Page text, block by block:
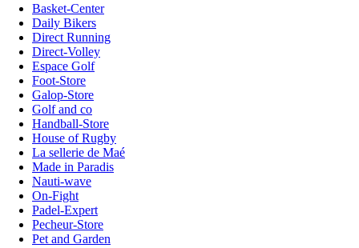
Basket-Center
Daily Bikers
Direct Running
Direct-Volley
Espace Golf
Foot-Store
Galop-Store
Golf and co
Handball-Store
House of Rugby
La sellerie de Maé
Made in Paradis
Nauti-wave
On-Fight
Padel-Expert
Pecheur-Store
Pet and Garden